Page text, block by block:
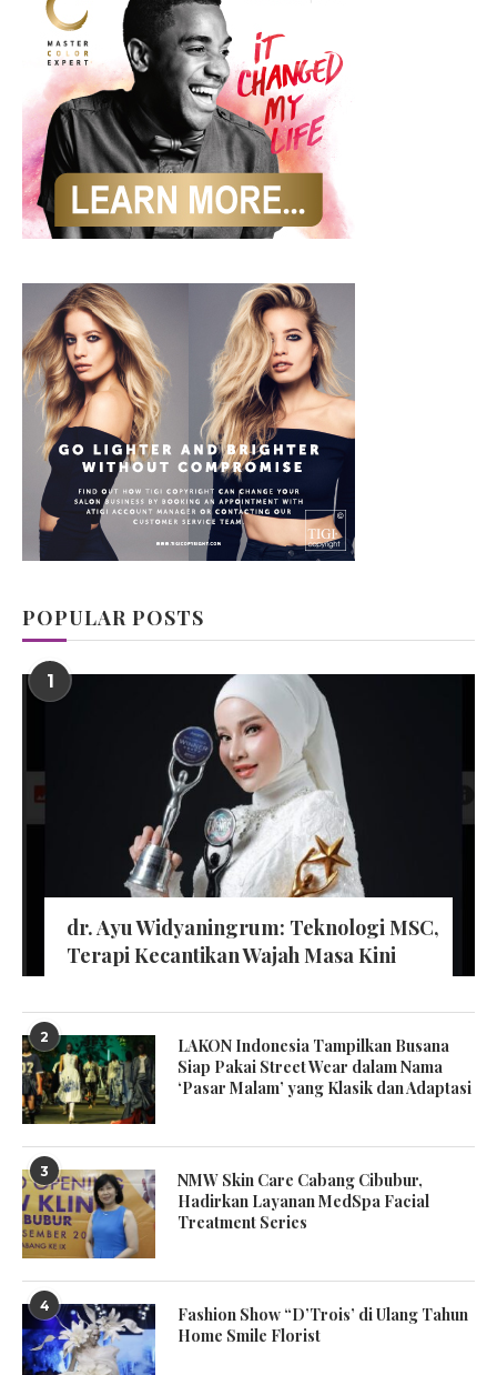
POPULAR POSTS
1
dr. Ayu Widyaningrum: Teknologi MSC,
Terapi Kecantikan Wajah Masa Kini
2
LAKON Indonesia Tampilkan Busana
Siap Pakai Street Wear dalam Nama
‘Pasar Malam’ yang Klasik dan Adaptasi
3
NMW Skin Care Cabang Cibubur,
Hadirkan Layanan MedSpa Facial
Treatment Series
4
Fashion Show “D’Trois’ di Ulang Tahun
Home Smile Florist